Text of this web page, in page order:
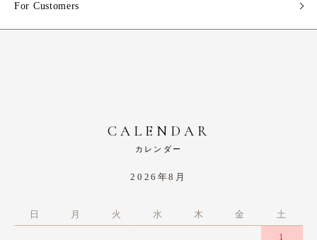
For Customers
CALENDAR
カレンダー
2026年8月
日 月 火 水 木 金 土
1